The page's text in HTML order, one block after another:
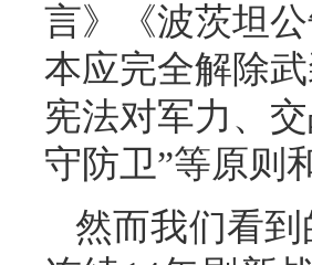
言》《波茨坦
本应完全解除
宪法对军力、
守防卫”等原则
然而我们看